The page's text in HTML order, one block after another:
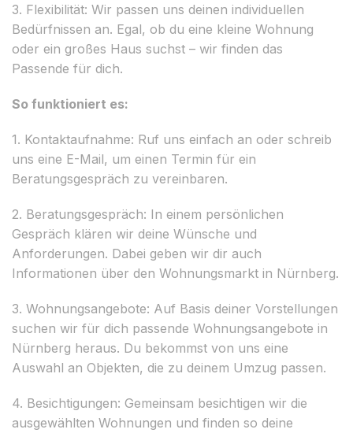
3. Flexibilität: Wir passen uns deinen individuellen
Bedürfnissen an. Egal, ob du eine kleine Wohnung
oder ein großes Haus suchst – wir finden das
Passende für dich.
So funktioniert es:
1. Kontaktaufnahme: Ruf uns einfach an oder schreib
uns eine E-Mail, um einen Termin für ein
Beratungsgespräch zu vereinbaren.
2. Beratungsgespräch: In einem persönlichen
Gespräch klären wir deine Wünsche und
Anforderungen. Dabei geben wir dir auch
Informationen über den Wohnungsmarkt in Nürnberg.
3. Wohnungsangebote: Auf Basis deiner Vorstellungen
suchen wir für dich passende Wohnungsangebote in
Nürnberg heraus. Du bekommst von uns eine
Auswahl an Objekten, die zu deinem Umzug passen.
4. Besichtigungen: Gemeinsam besichtigen wir die
ausgewählten Wohnungen und finden so deine